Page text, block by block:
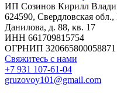
ИП Созинов Кирилл
624590, Свердловская
Данилова, д. 88, кв. 17
ИНН 661709815754
ОГРНИП 320665800058871
Свяжитесь с нами
+7 931 107-61-04
gruzovoy101@gmail.com